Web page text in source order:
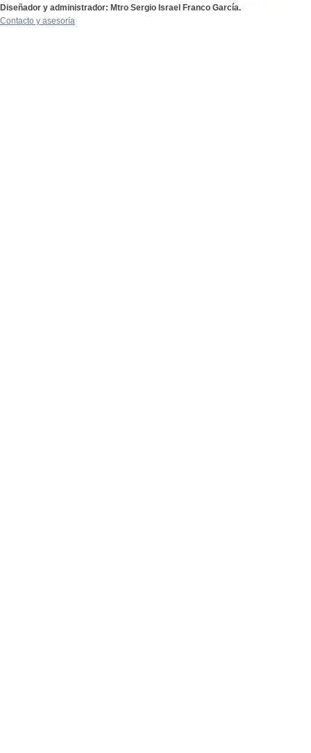
Diseñador y administrador: Mtro Sergio Israel Franco García.
Contacto y asesoría